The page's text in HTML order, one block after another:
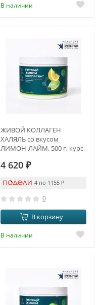
В наличии
ЖИВОЙ КОЛЛАГЕН
ХАЛЯЛЬ со вкусом
ЛИМОН-ЛАЙМ, 500 г, курс
4 620 ₽
4 по 1155 ₽
0
В корзину
В наличии